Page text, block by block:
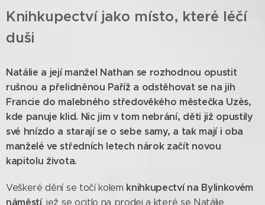
Knihkupectví jako místo, které léčí
duši
Natálie a její manžel Nathan se rozhodnou opustit
rušnou a přelidněnou Paříž a odstěhovat se na jih
Francie do malebného středověkého městečka Uzès,
kde panuje klid. Nic jim v tom nebrání, děti již opustily
své hnízdo a starají se o sebe samy, a tak mají i oba
manželé ve středních letech nárok začít novou
kapitolu života.
Veškeré dění se točí kolem knihkupectví na Bylinkovém
náměstí, jež se ocitlo na prodej a které se Natálie